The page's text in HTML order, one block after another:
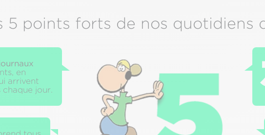
5 points forts de nos quotidiens
en
arrivent
chaque jour.